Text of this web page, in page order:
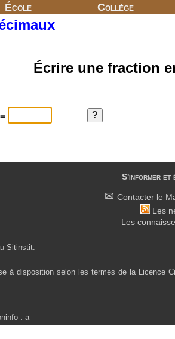
École Collège
Écrire une fraction
=
S'informer et
Contacter le
Les
Les
Sitinstit.
à disposition selon les termes de la Licence
: a